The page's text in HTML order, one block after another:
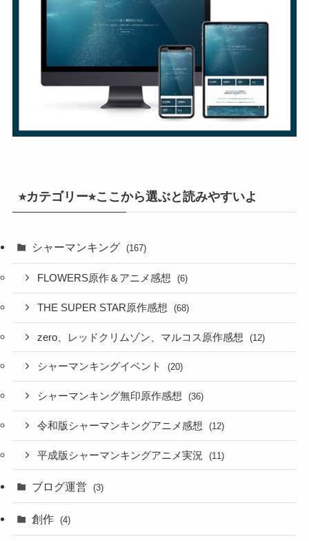
⭐︎カテゴリー⭐︎ここから選ぶと読みやすいよ
シャーマンキング (167)
FLOWERS原作＆アニメ感想 (6)
THE SUPER STAR原作感想 (68)
zero、レッドクリムゾン、マルコス原作感想 (12)
シャーマンキングイベント (20)
シャーマンキング無印原作感想 (36)
令和版シャーマンキングアニメ感想 (12)
平成版シャーマンキングアニメ実況 (11)
ブログ運営 (3)
創作 (4)